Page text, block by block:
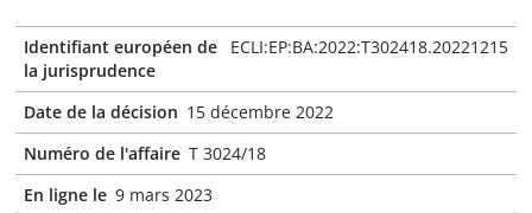
Identifiant européen de
la jurisprudence
ECLI:EP:BA:2022:T302418.20221215
Date de la décision 15 décembre 2022
Numéro de l'affaire T 3024/18
En ligne le 9 mars 2023